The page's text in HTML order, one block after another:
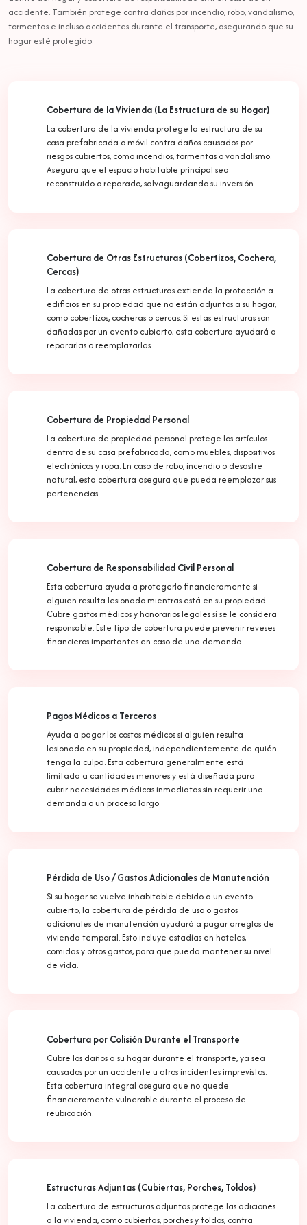
accidente. También protege contra daños por incendio, robo, vandalismo,
tormentas e incluso accidentes durante el transporte, asegurando que su
hogar esté protegido.
Cobertura de la Vivienda (La Estructura de su Hogar)
La cobertura de la vivienda protege la estructura de su
casa prefabricada o móvil contra daños causados por
riesgos cubiertos, como incendios, tormentas o vandalismo.
Asegura que el espacio habitable principal sea
reconstruido o reparado, salvaguardando su inversión.
Cobertura de Otras Estructuras (Cobertizos, Cochera,
Cercas)
La cobertura de otras estructuras extiende la protección a
edificios en su propiedad que no están adjuntos a su hogar,
como cobertizos, cocheras o cercas. Si estas estructuras son
dañadas por un evento cubierto, esta cobertura ayudará a
repararlas o reemplazarlas.
Cobertura de Propiedad Personal
La cobertura de propiedad personal protege los artículos
dentro de su casa prefabricada, como muebles, dispositivos
electrónicos y ropa. En caso de robo, incendio o desastre
natural, esta cobertura asegura que pueda reemplazar sus
pertenencias.
Cobertura de Responsabilidad Civil Personal
Esta cobertura ayuda a protegerlo financieramente si
alguien resulta lesionado mientras está en su propiedad.
Cubre gastos médicos y honorarios legales si se le considera
responsable. Este tipo de cobertura puede prevenir reveses
financieros importantes en caso de una demanda.
Pagos Médicos a Terceros
Ayuda a pagar los costos médicos si alguien resulta
lesionado en su propiedad, independientemente de quién
tenga la culpa. Esta cobertura generalmente está
limitada a cantidades menores y está diseñada para
cubrir necesidades médicas inmediatas sin requerir una
demanda o un proceso largo.
Pérdida de Uso / Gastos Adicionales de Manutención
Si su hogar se vuelve inhabitable debido a un evento
cubierto, la cobertura de pérdida de uso o gastos
adicionales de manutención ayudará a pagar arreglos de
vivienda temporal. Esto incluye estadías en hoteles,
comidas y otros gastos, para que pueda mantener su nivel
de vida.
Cobertura por Colisión Durante el Transporte
Cubre los daños a su hogar durante el transporte, ya sea
causados por un accidente u otros incidentes imprevistos.
Esta cobertura integral asegura que no quede
financieramente vulnerable durante el proceso de
reubicación.
Estructuras Adjuntas (Cubiertas, Porches, Toldos)
La cobertura de estructuras adjuntas protege las adiciones
a la vivienda, como cubiertas, porches y toldos, contra